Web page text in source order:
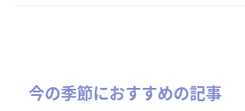
今の季節におすすめの記事